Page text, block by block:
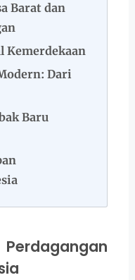
Barat dan
Kemerdekaan
Dari
Baru